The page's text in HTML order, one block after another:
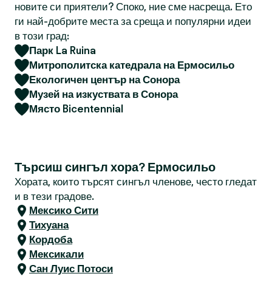
новите си приятели? Споко, ние сме насреща. Ето
ги най-добрите места за среща и популярни идеи
в този град:
Парк La Ruina
Митрополитска катедрала на Ермосильо
Екологичен център на Сонора
Музей на изкуствата в Сонора
Място Bicentennial
Търсиш сингъл хора? Ермосильо
Хората, които търсят сингъл членове, често гледат
и в тези градове.
Мексико Сити
Тихуана
Кордоба
Мексикали
Сан Луис Потоси